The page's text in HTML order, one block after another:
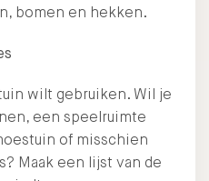
bomen en hekken.
wilt gebruiken. Wil je
een speelruimte
of misschien
Maak een lijst van de